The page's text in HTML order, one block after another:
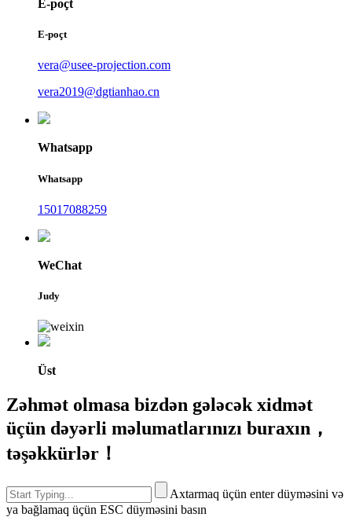
E-poçt
E-poçt
vera@usee-projection.com
vera2019@dgtianhao.cn
Whatsapp
Whatsapp
15017088259
WeChat
Judy
Üst
Zəhmət olmasa bizdən gələcək xidmət
üçün dəyərli məlumatlarınızı buraxın，
təşəkkürlər！
Axtarmaq üçün enter düyməsini və
ya bağlamaq üçün ESC düyməsini basın